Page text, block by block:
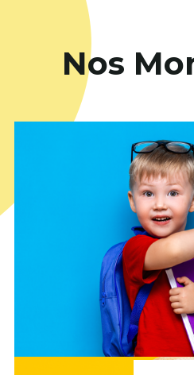
Nos